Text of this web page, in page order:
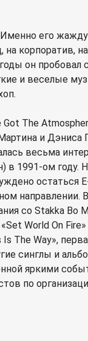
его
корпоратив,
он пробовал
и веселые
The
и Дэниса
весьма
1991-ом году.
остаться
направлении.
со Stakka
World On
The Way»,
синглы и
яркими
по